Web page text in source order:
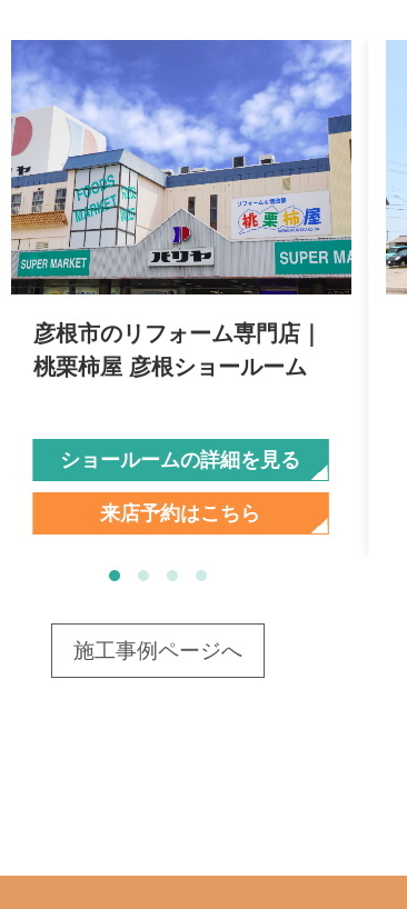
彦根市のリフォーム専門店｜
桃栗柿屋 彦根ショールーム
ショールームの詳細を見る
来店予約はこちら
施工事例ページへ